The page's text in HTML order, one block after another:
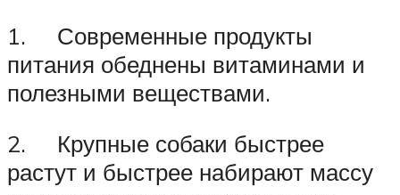
1. Современные продукты
питания обеднены витаминами и
полезными веществами.
2. Крупные собаки быстрее
растут и быстрее набирают массу